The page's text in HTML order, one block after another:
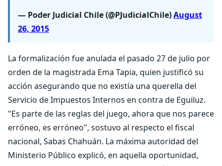
— Poder Judicial Chile (@PJudicialChile)August
26, 2015
La formalización fue anulada el pasado 27 de julio por
orden de la magistrada Ema Tapia, quien justificó su
acción asegurando que no existía una querella del
Servicio de Impuestos Internos en contra de Eguiluz.
"Es parte de las reglas del juego, ahora que nos parece
erróneo, es erróneo", sostuvo al respecto el fiscal
nacional, Sabas Chahuán. La máxima autoridad del
Ministerio Público explicó, en aquella oportunidad,